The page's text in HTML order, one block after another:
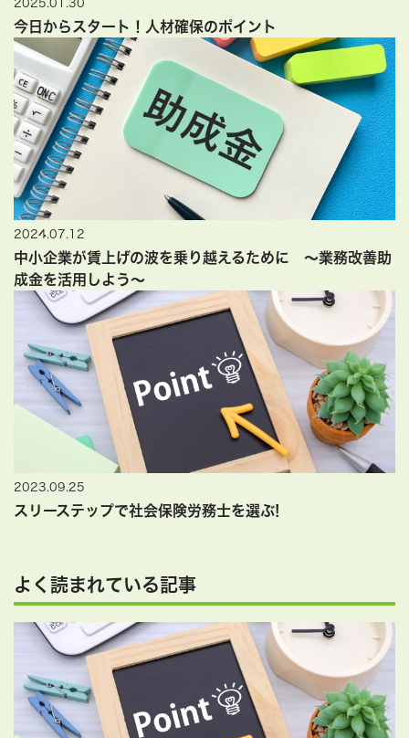
2025.01.30
今日からスタート！人材確保のポイント
2024.07.12
中小企業が賃上げの波を乗り越えるために ～業務改善助
成金を活用しよう～
2023.09.25
スリーステップで社会保険労務士を選ぶ!
よく読まれている記事